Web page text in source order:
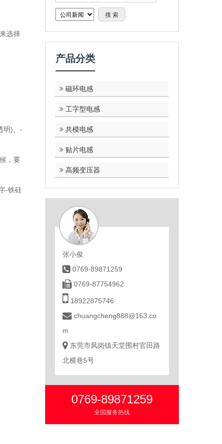
选择
明)、-
，要
-铁硅
产品分类
磁环电感
工字型电感
共模电感
贴片电感
高频变压器
张小俊
0769-89871259
0769-87754962
18922875746
chuangcheng888@163.co
m
东莞市凤岗镇天堂围村官田路
北横巷5号
0769-89871259
全国服务热线